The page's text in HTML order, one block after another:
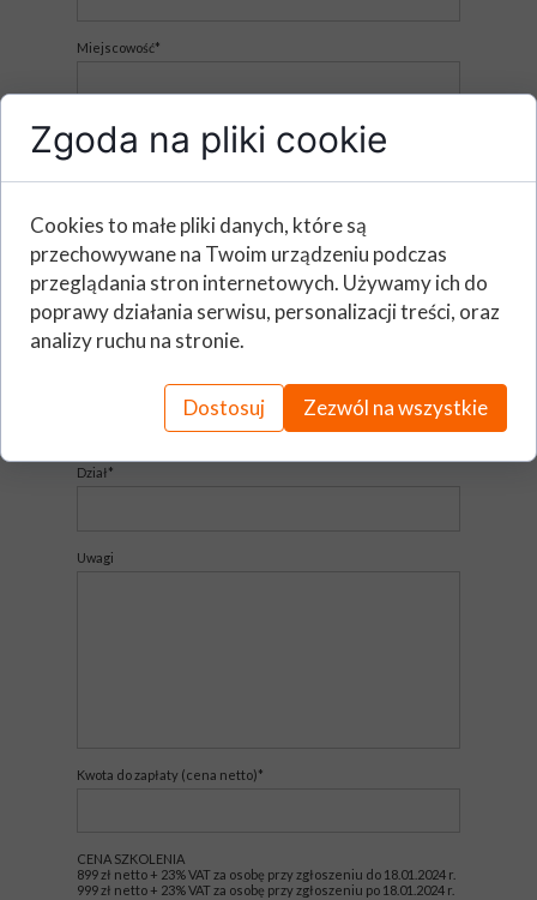
Miejscowość*
Imię i nazwisko (Osoba zgłaszająca)*
E - mail*
Telefon*
Dział*
Uwagi
Kwota do zapłaty (cena netto)*
CENA SZKOLENIA
899 zł netto + 23% VAT za osobę przy zgłoszeniu do 18.01.2024 r.
999 zł netto + 23% VAT za osobę przy zgłoszeniu po 18.01.2024 r.
Zgoda na pliki cookie
Cookies to małe pliki danych, które są
przechowywane na Twoim urządzeniu podczas
przeglądania stron internetowych. Używamy ich do
poprawy działania serwisu, personalizacji treści, oraz
analizy ruchu na stronie.
Dostosuj Zezwól na wszystkie